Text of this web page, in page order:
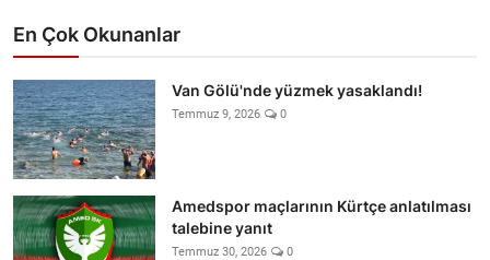
En Çok Okunanlar
Van Gölü'nde yüzmek yasaklandı!
Temmuz 9, 2026 0
Amedspor maçlarının Kürtçe anlatılması
talebine yanıt
Temmuz 30, 2026 0